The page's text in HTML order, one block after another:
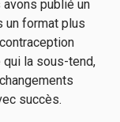
avons publié un
un format plus
la sous-tend,
succès.